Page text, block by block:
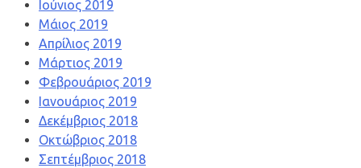
Ιούνιος 2019
Μάιος 2019
Απρίλιος 2019
Μάρτιος 2019
Φεβρουάριος 2019
Ιανουάριος 2019
Δεκέμβριος 2018
Οκτώβριος 2018
Σεπτέμβριος 2018